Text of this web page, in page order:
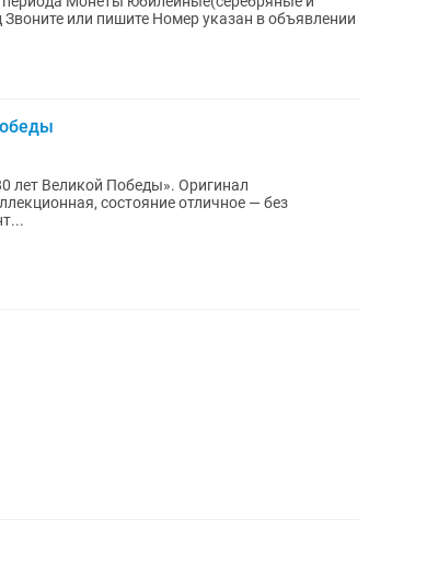
золотые) Каслинское литье, значки,вазы и т.д Звоните или пишите Номер указан в объявлении
лет Великой Победы». Оригинал
состояние отличное — без